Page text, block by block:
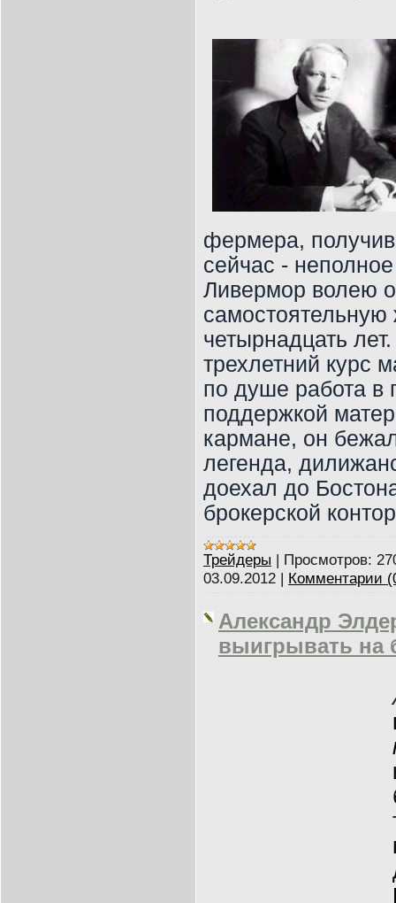
фермера,
сейчас -
Ливермор волею
самостоятельную
четырнадцать
трехлетний курс
по душе работа в
поддержкой
кармане, он
легенда,
доехал до
брокерской
Трейдеры | Просмотров:
03.09.2012 | Комментарии
Александр
выигрывать на